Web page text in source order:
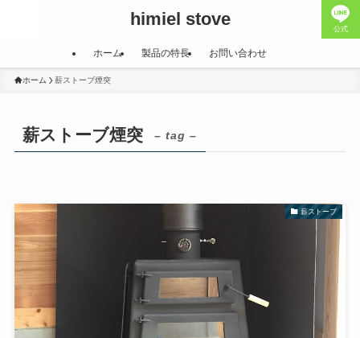
himiel stove 公式
ホーム 製品の特長 お問い合わせ
ホーム 薪ストーブ煙突
薪ストーブ煙突 – tag –
薪ストーブ